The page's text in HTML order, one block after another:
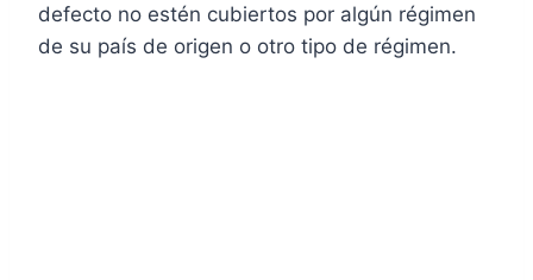
defecto no estén cubiertos por algún régimen
de su país de origen o otro tipo de régimen.